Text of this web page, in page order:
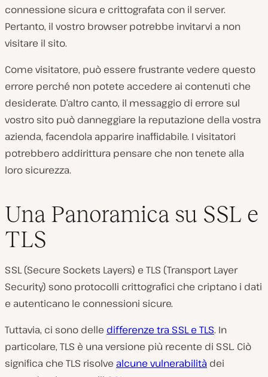
connessione sicura e crittografata con il server.
Pertanto, il vostro browser potrebbe invitarvi a non
visitare il sito.
Come visitatore, può essere frustrante vedere questo
errore perché non potete accedere ai contenuti che
desiderate. D’altro canto, il messaggio di errore sul
vostro sito può danneggiare la reputazione della vostra
azienda, facendola apparire inaffidabile. I visitatori
potrebbero addirittura pensare che non tenete alla
loro sicurezza.
Una Panoramica su SSL e
TLS
SSL (Secure Sockets Layers) e TLS (Transport Layer
Security) sono protocolli crittografici che criptano i dati
e autenticano le connessioni sicure.
Tuttavia, ci sono delle differenze tra SSL e TLS. In
particolare, TLS è una versione più recente di SSL. Ciò
significa che TLS risolve alcune vulnerabilità dei